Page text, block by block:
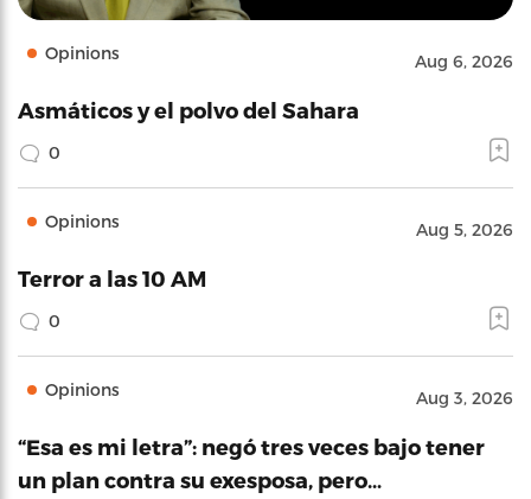
Opinions Aug 6, 2026
Asmáticos y el polvo del Sahara
0
Opinions Aug 5, 2026
Terror a las 10 AM
0
Opinions Aug 3, 2026
“Esa es mi letra”: negó tres veces bajo tener
un plan contra su exesposa, pero…